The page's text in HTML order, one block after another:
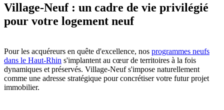
Village-Neuf : un cadre de vie privilégié
pour votre logement neuf
Pour les acquéreurs en quête d'excellence, nos programmes neufs
dans le Haut-Rhin s'implantent au cœur de territoires à la fois
dynamiques et préservés. Village-Neuf s'impose naturellement
comme une adresse stratégique pour concrétiser votre futur projet
immobilier.